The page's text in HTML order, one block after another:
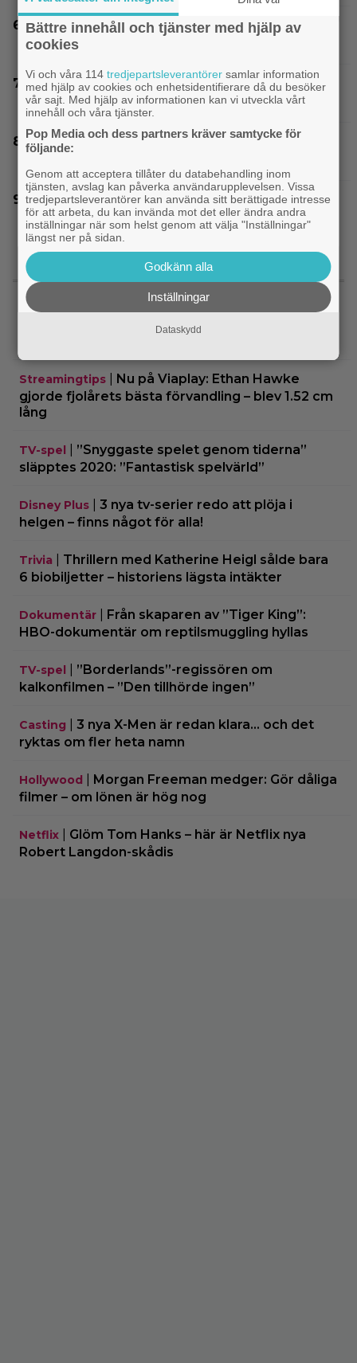
Netflix har lagt ned David Finchers
amerikanska ”Squid Game”-spinoff
3 nya tv-serier redo att plöja i helgen – finns
något för alla!
Nu vet vi vem som spelar skurken Ganondorf i
Jim Carrey klar för ny långfilm – baserad på
älskad animerad serie
SENASTE NYTT
På tv ikväll: 2013 års stora rymdäventyr
Streamingtips
Nu på Viaplay: Ethan Hawke
gjorde fjolårets bästa förvandling – blev 1.52 cm
lång
TV-spel
”Snyggaste spelet genom tiderna”
släpptes 2020: ”Fantastisk spelvärld”
Disney Plus
3 nya tv-serier redo att plöja i
helgen – finns något för alla!
Trivia
Thrillern med Katherine Heigl sålde bara
6 biobiljetter – historiens lägsta intäkter
Dokumentär
Från skaparen av ”Tiger King”:
HBO-dokumentär om reptilsmuggling hyllas
TV-spel
”Borderlands”-regissören om
kalkonfilmen – ”Den tillhörde ingen”
Casting
3 nya X-Men är redan klara… och det
ryktas om fler heta namn
Hollywood
Morgan Freeman medger: Gör dåliga
filmer – om lönen är hög nog
Netflix
Glöm Tom Hanks – här är Netflix nya
Robert Langdon-skådis
Bättre innehåll och tjänster med hjälp av
cookies
Vi och våra 114tredjepartsleverantörer samlar information
med hjälp av cookies och enhetsidentifierare då du besöker
vår sajt. Med hjälp av informationen kan vi utveckla vårt
innehåll och våra tjänster.
Pop Media och dess partners kräver samtycke för
följande:
Genom att acceptera tillåter du databehandling inom
tjänsten, avslag kan påverka användarupplevelsen. Vissa
tredjepartsleverantörer kan använda sitt berättigade intresse
för att arbeta, du kan invända mot det eller ändra andra
inställningar när som helst genom att välja "Inställningar"
längst ner på sidan.
Godkänn alla
Inställningar
Dataskydd